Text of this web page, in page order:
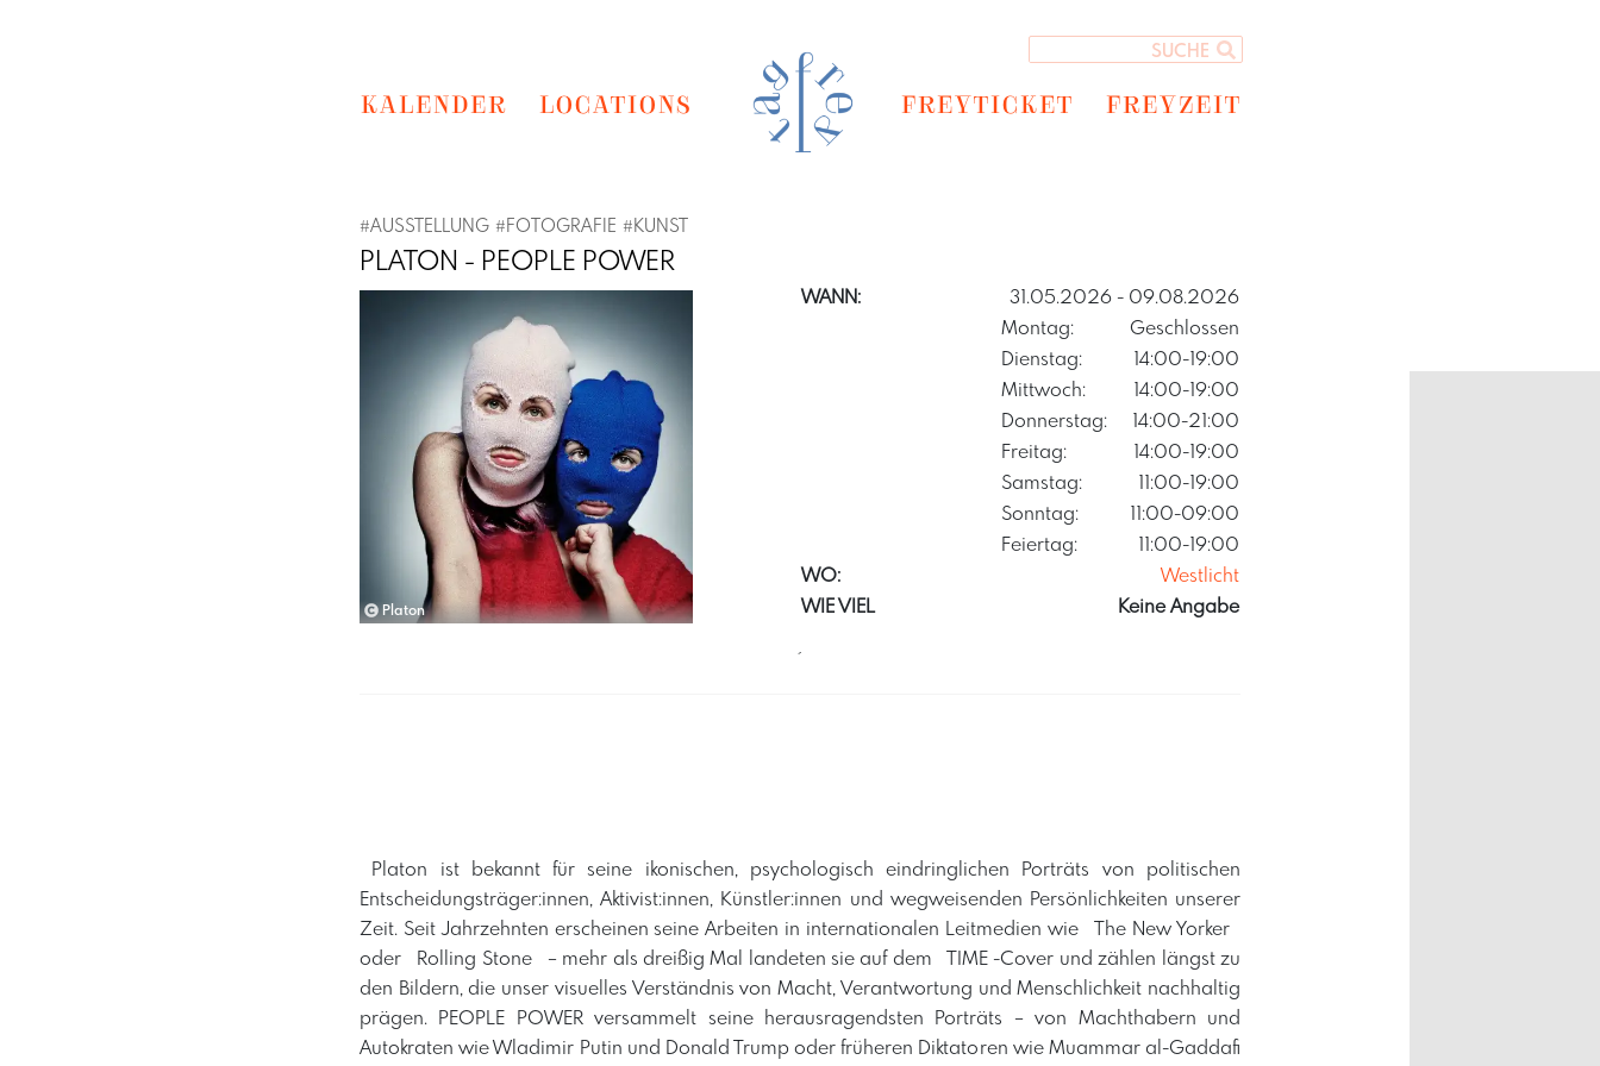
KALENDER LOCATIONS FREYTICKET FREYZEIT
#AUSSTELLUNG #FOTOGRAFIE #KUNST
PLATON - PEOPLE POWER
Platon
Previous
WANN: 31.05.2026 - 09.08.2026
Montag:
Geschlossen
Dienstag:
14:00-19:00
Mittwoch:
14:00-19:00
Donnerstag:
14:00-21:00
Freitag:
14:00-19:00
Samstag:
11:00-19:00
Sonntag:
11:00-09:00
Feiertag:
11:00-19:00
WO:
Westlicht
WIE VIEL
Keine Angabe
´
​ Platon ist bekannt für seine ikonischen, psychologisch eindringlichen Porträts von politischen
Entscheidungsträger:innen, Aktivist:innen, Künstler:innen und wegweisenden Persönlichkeiten unserer
Zeit. Seit Jahrzehnten erscheinen seine Arbeiten in internationalen Leitmedien wie The New Yorker
oder Rolling Stone – mehr als dreißig Mal landeten sie auf dem TIME -Cover und zählen längst zu
den Bildern, die unser visuelles Verständnis von Macht, Verantwortung und Menschlichkeit nachhaltig
prägen. PEOPLE POWER versammelt seine herausragendsten Porträts – von Machthabern und
Autokraten wie Wladimir Putin und Donald Trump oder früheren Diktatoren wie Muammar al-Gaddafi